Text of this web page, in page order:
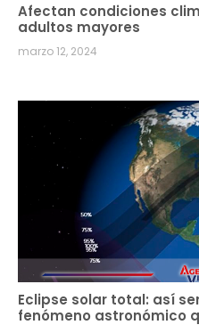
Afectan condiciones
adultos mayores
marzo 12, 2024
Eclipse solar total: así
fenómeno astronómico